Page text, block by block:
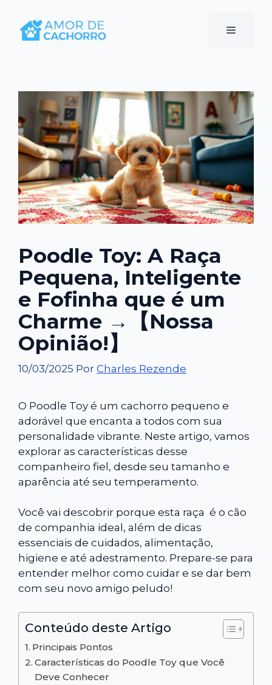
Menu
Poodle Toy: A Raça
Pequena, Inteligente
e Fofinha que é um
Charme →【Nossa
Opinião!】
10/03/2025 Por Charles Rezende
O Poodle Toy é um cachorro pequeno e
adorável que encanta a todos com sua
personalidade vibrante. Neste artigo, vamos
explorar as características desse
companheiro fiel, desde seu tamanho e
aparência até seu temperamento.
Você vai descobrir porque esta raça é o cão
de companhia ideal, além de dicas
essenciais de cuidados, alimentação,
higiene e até adestramento. Prepare-se para
entender melhor como cuidar e se dar bem
com seu novo amigo peludo!
Conteúdo deste Artigo
Principais Pontos
Características do Poodle Toy que Você
Deve Conhecer